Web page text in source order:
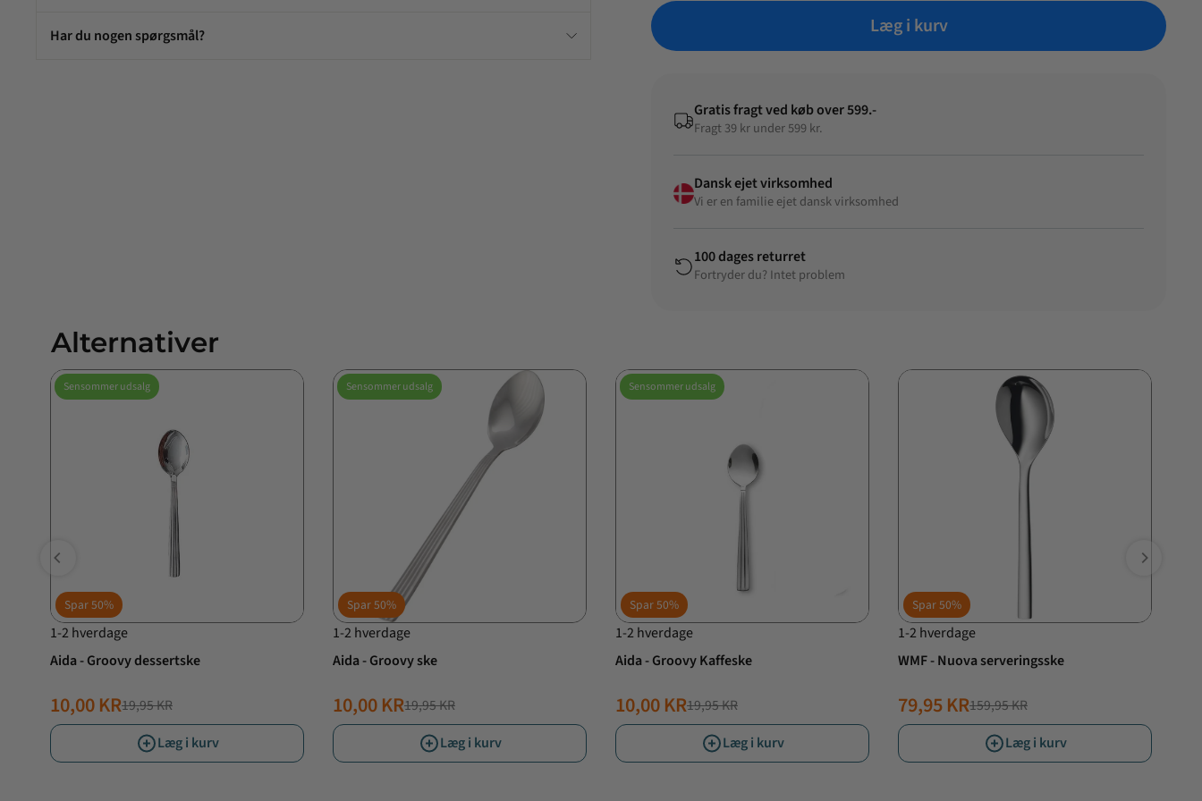
Har du nogen spørgsmål? Læg i kurv
Gratis fragt ved køb over 599.-
Fragt 39 kr under 599 kr.
Dansk ejet virksomhed
Vi er en familie ejet dansk virksomhed
100 dages returret
Fortryder du? Intet problem
Alternativer
Sensommer udsalg
Spar50%
1-2 hverdage
Aida - Groovy dessertske
NORMALPRIS
19,95 KR
TILBUDSPRIS
10,00 KR
Læg i kurv
Sensommer udsalg
Spar50%
1-2 hverdage
Aida - Groovy ske
NORMALPRIS
19,95 KR
TILBUDSPRIS
10,00 KR
Læg i kurv
Sensommer udsalg
Spar50%
1-2 hverdage
Aida - Groovy Kaffeske
NORMALPRIS
19,95 KR
TILBUDSPRIS
10,00 KR
Læg i kurv
Spar50%
1-2 hverdage
WMF - Nuova serveringsske
NORMALPRIS
159,95 KR
TILBUDSPRIS
79,95 KR
Læg i kurv